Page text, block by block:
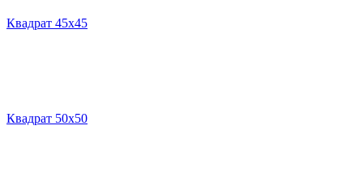
Квадрат 45х45
Квадрат 50х50